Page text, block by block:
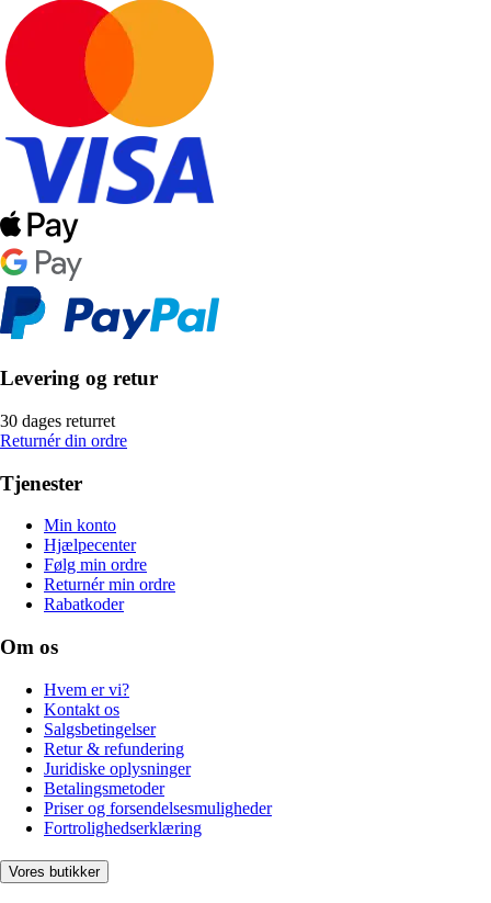
Levering og retur
30 dages returret
Returnér din ordre
Tjenester
Min konto
Hjælpecenter
Følg min ordre
Returnér min ordre
Rabatkoder
Om os
Hvem er vi?
Kontakt os
Salgsbetingelser
Retur & refundering
Juridiske oplysninger
Betalingsmetoder
Priser og forsendelsesmuligheder
Fortrolighedserklæring
Vores butikker